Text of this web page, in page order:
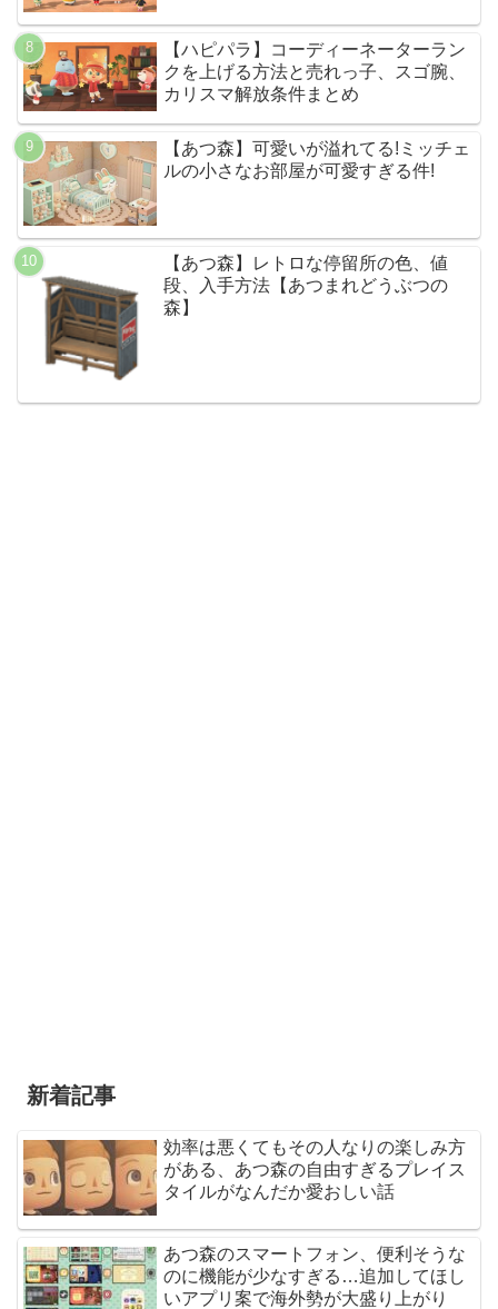
【ハピパラ】コーディーネーターラン
クを上げる方法と売れっ子、スゴ腕、
カリスマ解放条件まとめ
【あつ森】可愛いが溢れてる!ミッチェ
ルの小さなお部屋が可愛すぎる件!
【あつ森】レトロな停留所の色、値
段、入手方法【あつまれどうぶつの
森】
新着記事
効率は悪くてもその人なりの楽しみ方
がある、あつ森の自由すぎるプレイス
タイルがなんだか愛おしい話
あつ森のスマートフォン、便利そうな
のに機能が少なすぎる…追加してほし
いアプリ案で海外勢が大盛り上がり